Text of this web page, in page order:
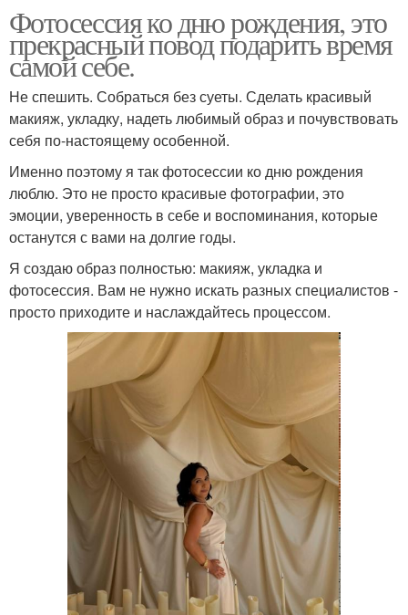
Фотосессия ко дню рождения, это
прекрасный повод подарить время
самой себе.
Не спешить. Собраться без суеты. Сделать красивый
макияж, укладку, надеть любимый образ и почувствовать
себя по-настоящему особенной.
Именно поэтому я так фотосессии ко дню рождения
люблю. Это не просто красивые фотографии, это
эмоции, уверенность в себе и воспоминания, которые
останутся с вами на долгие годы.
Я создаю образ полностью: макияж, укладка и
фотосессия. Вам не нужно искать разных специалистов -
просто приходите и наслаждайтесь процессом.